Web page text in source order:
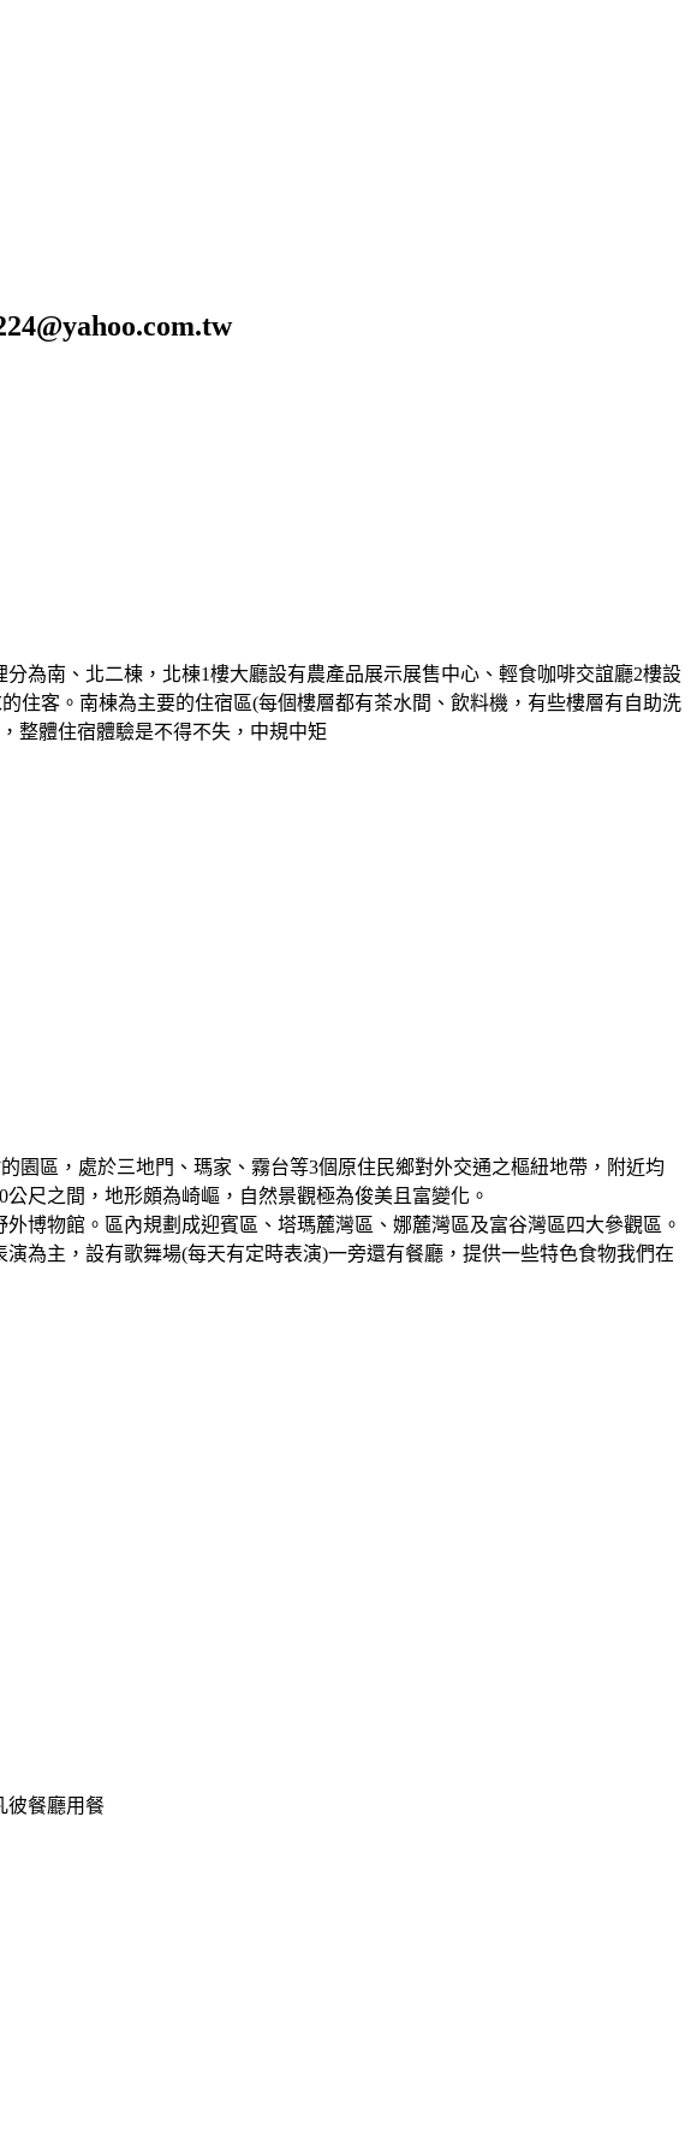
為南、北二棟，北棟1樓大廳設有農產品展示展售中心、輕食咖啡交誼廳2樓設
住客。南棟為主要的住宿區(每個樓層都有茶水間、飲料機，有些樓層有自助洗
整體住宿體驗是不得不失，中規中矩
園區，處於三地門、瑪家、霧台等3個原住民鄉對外交通之樞紐地帶，附近均
尺之間，地形頗為崎嶇，自然景觀極為俊美且富變化。
博物館。區內規劃成迎賓區、塔瑪麓灣區、娜麓灣區及富谷灣區四大參觀區。
為主，設有歌舞場(每天有定時表演)一旁還有餐廳，提供一些特色食物我們在
彼餐廳用餐